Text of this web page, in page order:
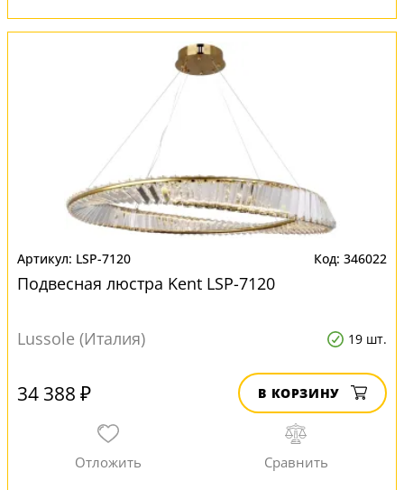
LSP-7120 346022
Подвесная люстра Kent LSP-7120
Lussole (Италия) 19 шт.
34 388 ₽ В КОРЗИНУ